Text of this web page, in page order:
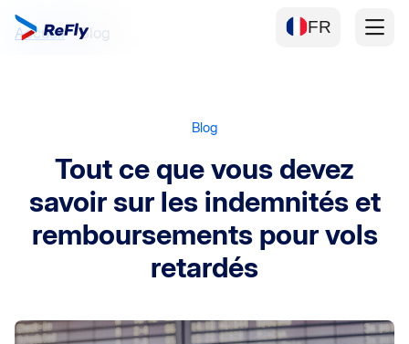
FR
Accueil Blog
Blog
Tout ce que vous devez
savoir surles indemnités et
remboursements pour vols
retardés